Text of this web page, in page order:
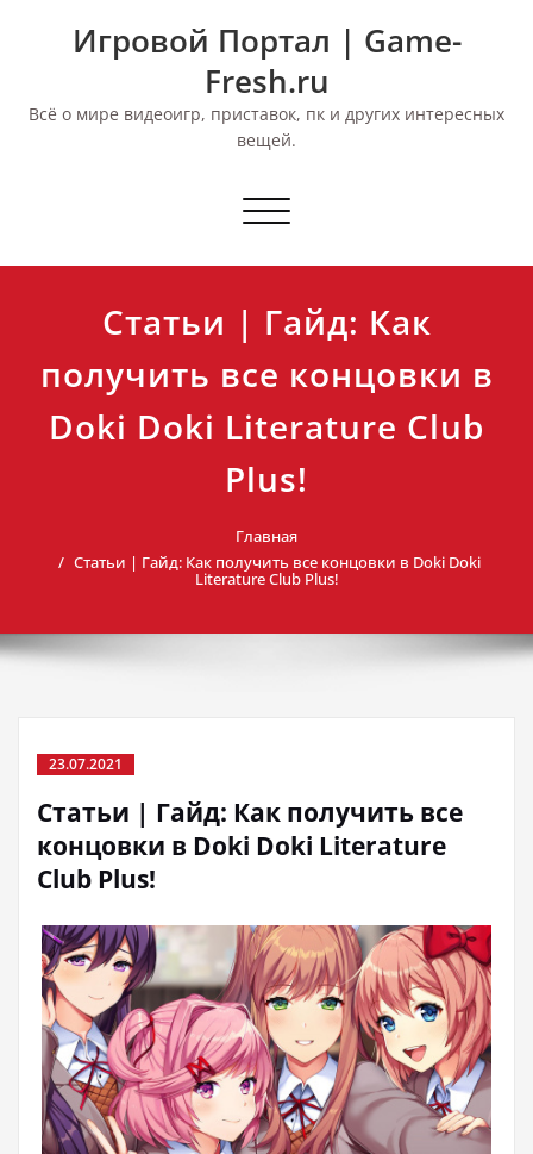
Игровой Портал | Game-
Fresh.ru
Всё о мире видеоигр, приставок, пк и других интересных
вещей.
Переключить
Статьи | Гайд: Как
получить все концовки в
Doki Doki Literature Club
Plus!
Главная
Статьи | Гайд: Как получить все концовки в Doki Doki
Literature Club Plus!
23.07.2021
Статьи | Гайд: Как получить все
концовки в Doki Doki Literature
Club Plus!